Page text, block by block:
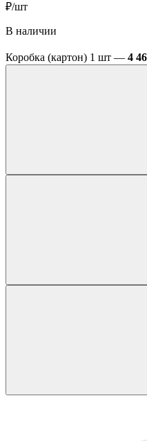
₽/шт
В наличии
Коробка (картон) 1 шт — 4